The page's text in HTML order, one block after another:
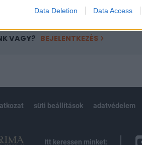
Data Deletion Data Access
VAGY? BEJELENTKEZÉS
süti beállítások adatvédelem
Itt keressen minket: